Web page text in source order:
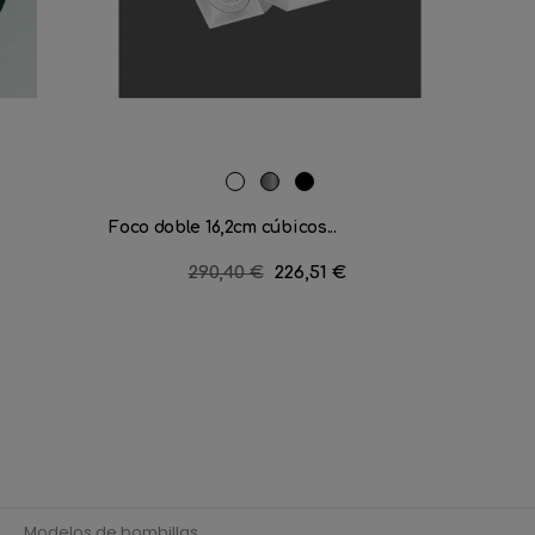
RAL
AluminioNegro
Foco doble 16,2cm cúbicos...
Precio
290,40 € Precio
226,51 €